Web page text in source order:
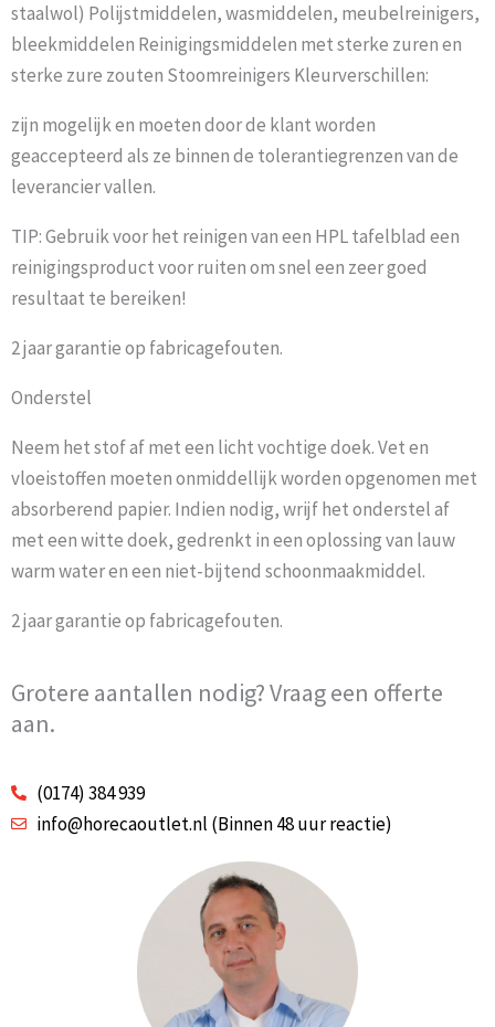
staalwol) Polijstmiddelen, wasmiddelen, meubelreinigers,
bleekmiddelen Reinigingsmiddelen met sterke zuren en
sterke zure zouten Stoomreinigers Kleurverschillen:
zijn mogelijk en moeten door de klant worden
geaccepteerd als ze binnen de tolerantiegrenzen van de
leverancier vallen.
TIP: Gebruik voor het reinigen van een HPL tafelblad een
reinigingsproduct voor ruiten om snel een zeer goed
resultaat te bereiken!
2 jaar garantie op fabricagefouten.
Onderstel
Neem het stof af met een licht vochtige doek. Vet en
vloeistoffen moeten onmiddellijk worden opgenomen met
absorberend papier. Indien nodig, wrijf het onderstel af
met een witte doek, gedrenkt in een oplossing van lauw
warm water en een niet-bijtend schoonmaakmiddel.
2 jaar garantie op fabricagefouten.
Grotere aantallen nodig? Vraag een offerte
aan.
(0174) 384 939
info@horecaoutlet.nl (Binnen 48 uur reactie)